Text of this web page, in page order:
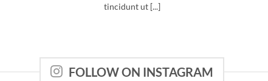
tincidunt ut [...]
FOLLOW ON INSTAGRAM